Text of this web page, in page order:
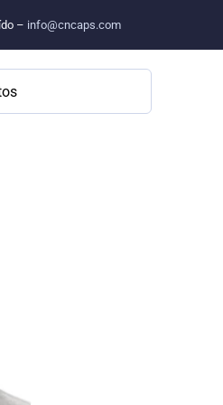
– info@cncaps.com